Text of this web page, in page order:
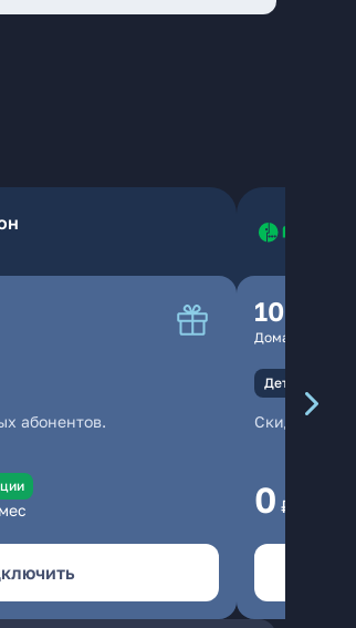
абонентов.
100
Домашний
Детали
Скидка
0 ₽/мес